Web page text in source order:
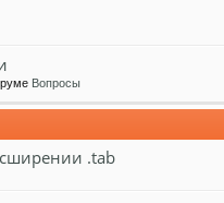
Вопросы
.tab